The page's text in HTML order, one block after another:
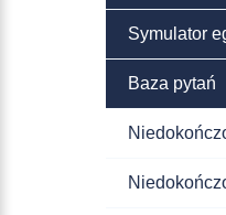
Symulator
Baza pytań